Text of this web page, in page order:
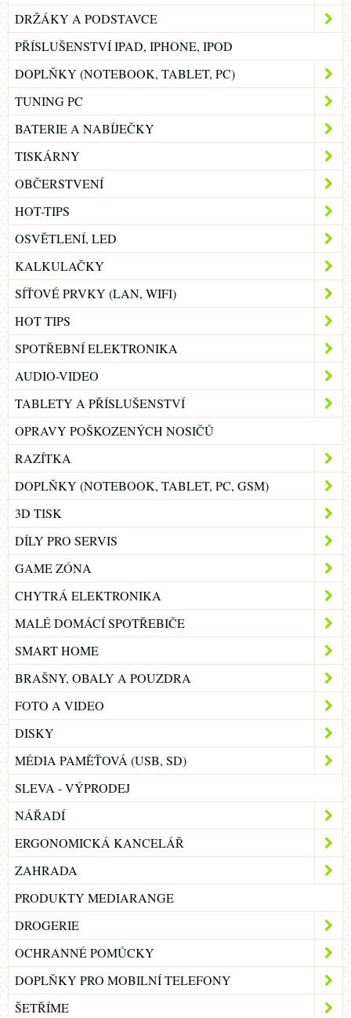
DRŽÁKY A PODSTAVCE
PŘÍSLUŠENSTVÍ IPAD, IPHONE, IPOD
DOPLŇKY (NOTEBOOK, TABLET, PC)
TUNING PC
BATERIE A NABÍJEČKY
TISKÁRNY
OBČERSTVENÍ
HOT-TIPS
OSVĚTLENÍ, LED
KALKULAČKY
SÍŤOVÉ PRVKY (LAN, WIFI)
HOT TIPS
SPOTŘEBNÍ ELEKTRONIKA
AUDIO-VIDEO
TABLETY A PŘÍSLUŠENSTVÍ
OPRAVY POŠKOZENÝCH NOSIČŮ
RAZÍTKA
DOPLŇKY (NOTEBOOK, TABLET, PC, GSM)
3D TISK
DÍLY PRO SERVIS
GAME ZÓNA
CHYTRÁ ELEKTRONIKA
MALÉ DOMÁCÍ SPOTŘEBIČE
SMART HOME
BRAŠNY, OBALY A POUZDRA
FOTO A VIDEO
DISKY
MÉDIA PAMĚŤOVÁ (USB, SD)
SLEVA - VÝPRODEJ
NÁŘADÍ
ERGONOMICKÁ KANCELÁŘ
ZAHRADA
PRODUKTY MEDIARANGE
DROGERIE
OCHRANNÉ POMŮCKY
DOPLŇKY PRO MOBILNÍ TELEFONY
ŠETŘÍME